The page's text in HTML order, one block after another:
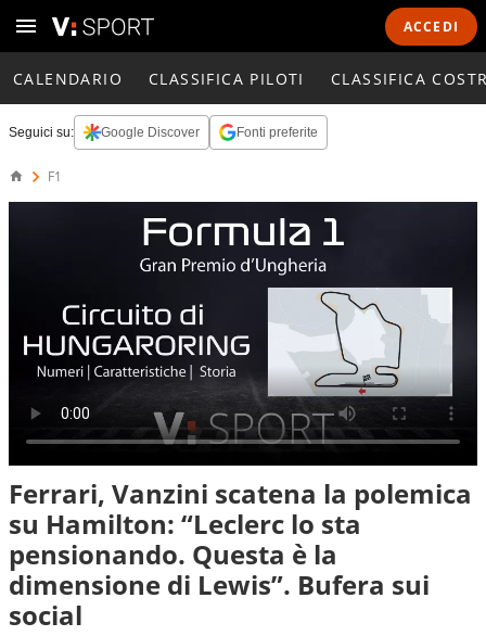
ACCEDI
CALENDARIO CLASSIFICA PILOTI CLASSIFICA
Seguici su: Google Discover Fonti preferite
F1
Ferrari, Vanzini scatena la polemica
su Hamilton: “Leclerc lo sta
pensionando. Questa è la
dimensione di Lewis”. Bufera sui
social